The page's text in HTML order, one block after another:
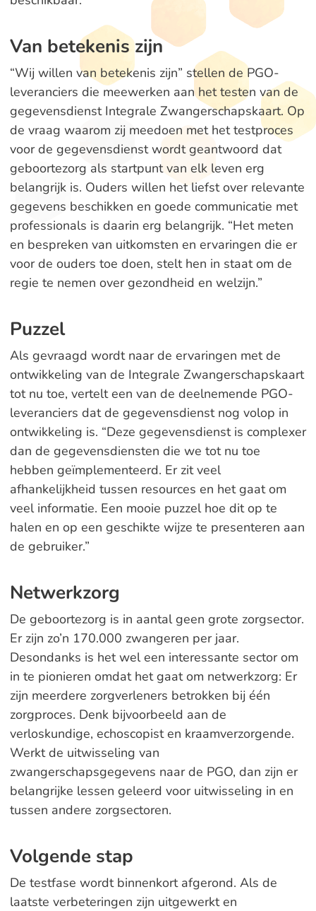
Van betekenis zijn
“Wij willen van betekenis zijn” stellen de PGO-
leveranciers die meewerken aan het testen van de
gegevensdienst Integrale Zwangerschapskaart. Op
de vraag waarom zij meedoen met het testproces
voor de gegevensdienst wordt geantwoord dat
geboortezorg als startpunt van elk leven erg
belangrijk is. Ouders willen het liefst over relevante
gegevens beschikken en goede communicatie met
professionals is daarin erg belangrijk. “Het meten
en bespreken van uitkomsten en ervaringen die er
voor de ouders toe doen, stelt hen in staat om de
regie te nemen over gezondheid en welzijn.”
Puzzel
Als gevraagd wordt naar de ervaringen met de
ontwikkeling van de Integrale Zwangerschapskaart
tot nu toe, vertelt een van de deelnemende PGO-
leveranciers dat de gegevensdienst nog volop in
ontwikkeling is. “Deze gegevensdienst is complexer
dan de gegevensdiensten die we tot nu toe
hebben geïmplementeerd. Er zit veel
afhankelijkheid tussen resources en het gaat om
veel informatie. Een mooie puzzel hoe dit op te
halen en op een geschikte wijze te presenteren aan
de gebruiker.”
Netwerkzorg
De geboortezorg is in aantal geen grote zorgsector.
Er zijn zo’n 170.000 zwangeren per jaar.
Desondanks is het wel een interessante sector om
in te pionieren omdat het gaat om netwerkzorg: Er
zijn meerdere zorgverleners betrokken bij één
zorgproces. Denk bijvoorbeeld aan de
verloskundige, echoscopist en kraamverzorgende.
Werkt de uitwisseling van
zwangerschapsgegevens naar de PGO, dan zijn er
belangrijke lessen geleerd voor uitwisseling in en
tussen andere zorgsectoren.
Volgende stap
De testfase wordt binnenkort afgerond. Als de
laatste verbeteringen zijn uitgewerkt en